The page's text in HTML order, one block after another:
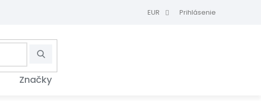
EUR Prihlásenie
Hľadať
Značky